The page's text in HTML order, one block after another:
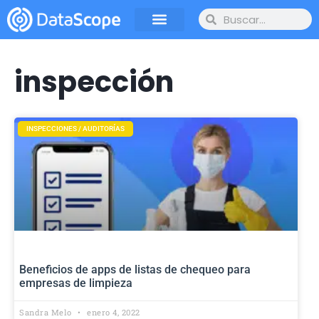
inspección
INSPECCIONES / AUDITORÍAS
Beneficios de apps de listas de chequeo para
empresas de limpieza
Sandra Melo enero 4, 2022